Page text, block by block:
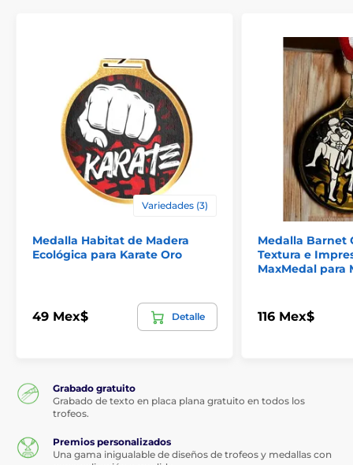
El producto aparece en las categorías
Medallas de artes marciales
Medallas de taekwondo
Variedades (3)
Medalla Habitat de Madera
Ecológica para Karate Oro
49 Mex$ Detalle
Medalla Barnet
Textura e
MaxMedal para
116 Mex$
Grabado gratuito
Grabado de texto en placa plana gratuito en todos los
trofeos.
Premios personalizados
Una gama inigualable de diseños de trofeos y medallas con